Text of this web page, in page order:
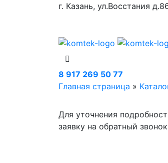
г. Казань, ул.Восстания
8 917 269 50 77
Главная страница »
Для уточнения
заявку на обратный